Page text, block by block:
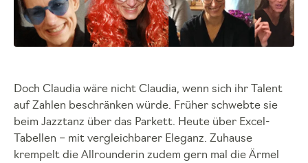
Doch Claudia wäre nicht Claudia, wenn sich ihr Talent
auf Zahlen beschränken würde. Früher schwebte sie
beim Jazztanz über das Parkett. Heute über Excel-
Tabellen – mit vergleichbarer Eleganz. Zuhause
krempelt die Allrounderin zudem gern mal die Ärmel